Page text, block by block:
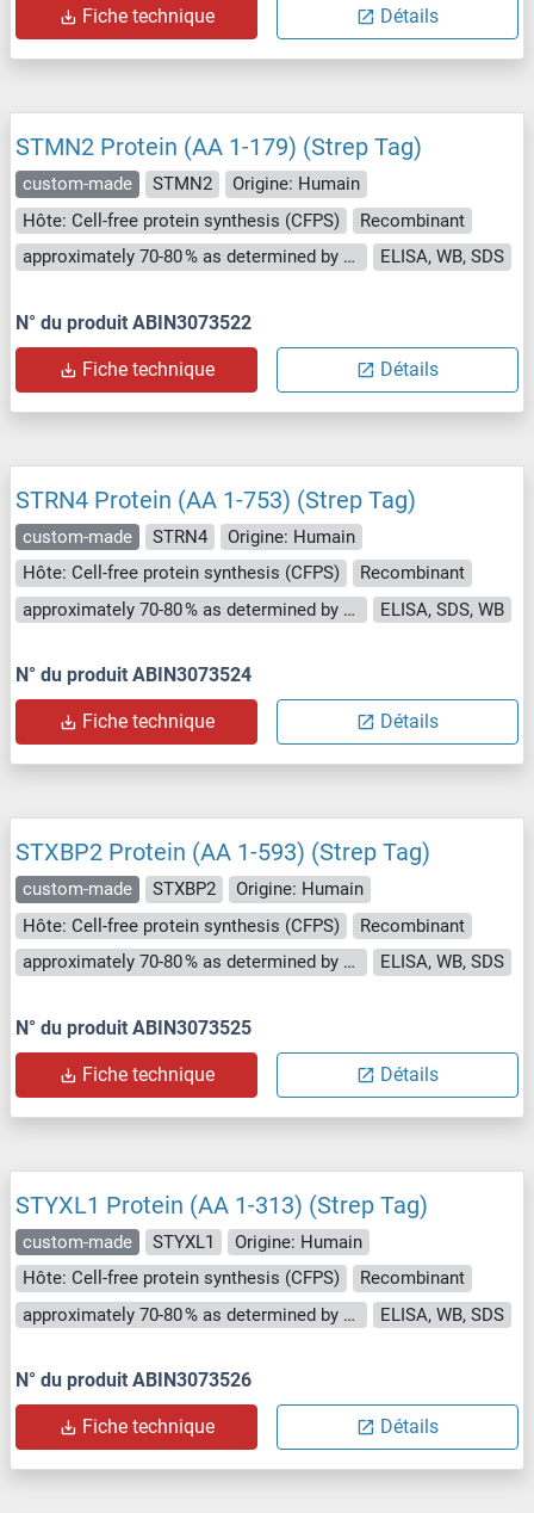
Fiche technique Détails
STMN2 Protein (AA 1-179) (Strep Tag)
custom-made STMN2
Origine: Humain
Hôte: Cell-free protein synthesis (CFPS)
Recombinant
approximately 70-80 % as determined by SDS PAGE, Western Blot and analytical SEC (HPLC).
ELISA, WB, SDS
N° du produit ABIN3073522
Fiche technique Détails
STRN4 Protein (AA 1-753) (Strep Tag)
custom-made STRN4
Origine: Humain
Hôte: Cell-free protein synthesis (CFPS)
Recombinant
approximately 70-80 % as determined by SDS PAGE, Western Blot and analytical SEC (HPLC).
ELISA, SDS, WB
N° du produit ABIN3073524
Fiche technique Détails
STXBP2 Protein (AA 1-593) (Strep Tag)
custom-made STXBP2
Origine: Humain
Hôte: Cell-free protein synthesis (CFPS)
Recombinant
approximately 70-80 % as determined by SDS PAGE, Western Blot and analytical SEC (HPLC).
ELISA, WB, SDS
N° du produit ABIN3073525
Fiche technique Détails
STYXL1 Protein (AA 1-313) (Strep Tag)
custom-made STYXL1
Origine: Humain
Hôte: Cell-free protein synthesis (CFPS)
Recombinant
approximately 70-80 % as determined by SDS PAGE, Western Blot and analytical SEC (HPLC).
ELISA, WB, SDS
N° du produit ABIN3073526
Fiche technique Détails